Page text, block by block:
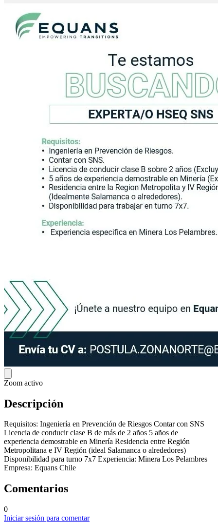
Zoom activo
Descripción
Requisitos: Ingeniería en Prevención de Riesgos Contar con SNS
Licencia de conducir clase B de más de 2 años 5 años de
experiencia demostrable en Minería Residencia entre Región
Metropolitana e IV Región (ideal Salamanca o alrededores)
Disponibilidad para turno 7x7 Experiencia: Minera Los Pelambres
Empresa: Equans Chile
Comentarios
0
Iniciar sesión para comentar